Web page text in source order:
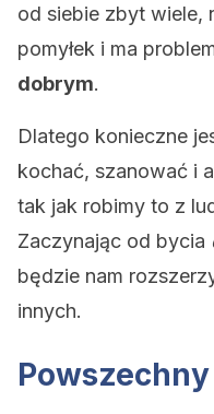
od siebie zbyt wiele,
pomyłek i ma
dobrym.
Dlatego konieczne
kochać, szanować i
tak jak robimy to z
Zaczynając od bycia
będzie nam
innych.